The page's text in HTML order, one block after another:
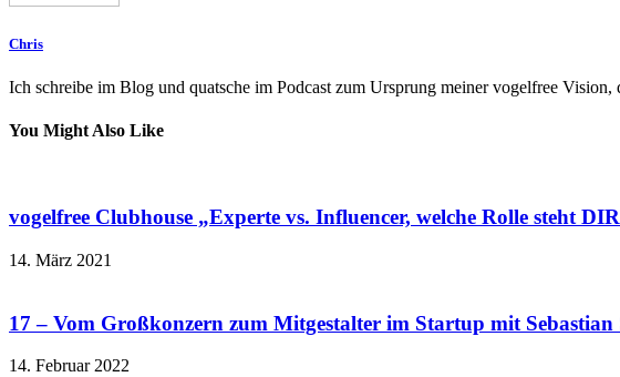
Chris
Ich schreibe im Blog und quatsche im Podcast zum Ursprung meiner vogelfree
You Might Also Like
vogelfree Clubhouse „Experte vs. Influencer, welche Rolle steht
14. März 2021
17 – Vom Großkonzern zum Mitgestalter im Startup mit Sebastian
14. Februar 2022